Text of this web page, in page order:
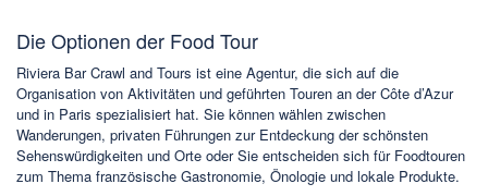
Die Optionen der Food Tour
Riviera Bar Crawl and Tours ist eine Agentur, die sich auf die
Organisation von Aktivitäten und geführten Touren an der Côte d’Azur
und in Paris spezialisiert hat. Sie können wählen zwischen
Wanderungen, privaten Führungen zur Entdeckung der schönsten
Sehenswürdigkeiten und Orte oder Sie entscheiden sich für Foodtouren
zum Thema französische Gastronomie, Önologie und lokale Produkte.